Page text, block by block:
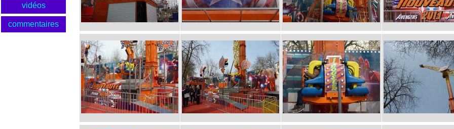
vidéos
commentaires